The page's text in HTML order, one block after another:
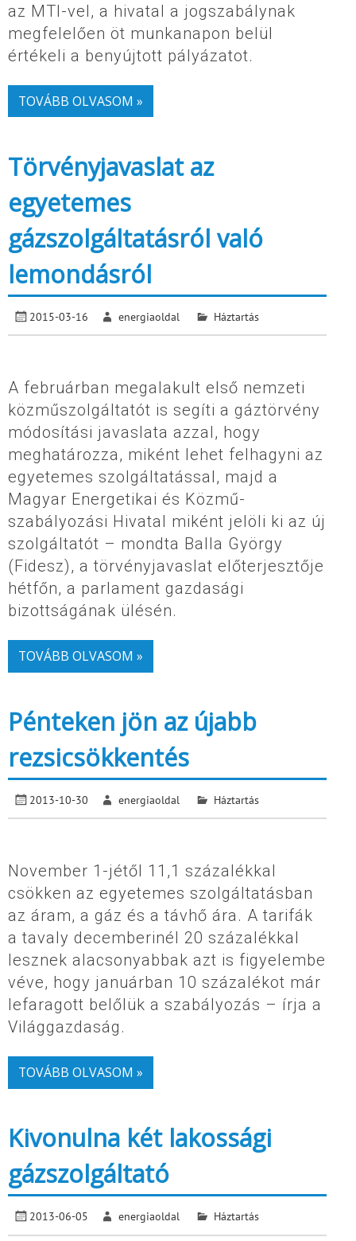
az MTI-vel, a hivatal a jogszabálynak
megfelelően öt munkanapon belül
értékeli a benyújtott pályázatot.
TOVÁBB OLVASOM »
Törvényjavaslat az
egyetemes
gázszolgáltatásról való
lemondásról
2015-03-16 energiaoldal Háztartás
A februárban megalakult első nemzeti
közműszolgáltatót is segíti a gáztörvény
módosítási javaslata azzal, hogy
meghatározza, miként lehet felhagyni az
egyetemes szolgáltatással, majd a
Magyar Energetikai és Közmű-
szabályozási Hivatal miként jelöli ki az új
szolgáltatót – mondta Balla György
(Fidesz), a törvényjavaslat előterjesztője
hétfőn, a parlament gazdasági
bizottságának ülésén.
TOVÁBB OLVASOM »
Pénteken jön az újabb
rezsicsökkentés
2013-10-30 energiaoldal Háztartás
November 1-jétől 11,1 százalékkal
csökken az egyetemes szolgáltatásban
az áram, a gáz és a távhő ára. A tarifák
a tavaly decemberinél 20 százalékkal
lesznek alacsonyabbak azt is figyelembe
véve, hogy januárban 10 százalékot már
lefaragott belőlük a szabályozás – írja a
Világgazdaság.
TOVÁBB OLVASOM »
Kivonulna két lakossági
gázszolgáltató
2013-06-05 energiaoldal Háztartás